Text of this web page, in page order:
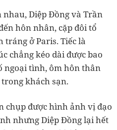
nhau, Diệp Đồng và Trần
hôn nhân, cặp đôi tổ
tráng ở Paris. Tiếc là
chẳng kéo dài được bao
ngoại tình, ôm hôn thân
khách sạn.
chụp được hình ảnh vị đạo
nhưng Diệp Đồng lại hết